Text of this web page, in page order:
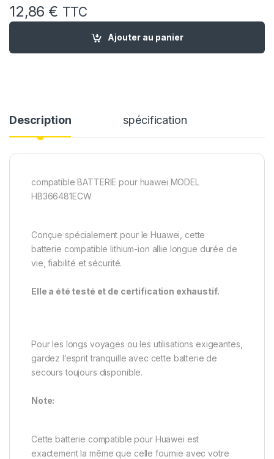
12,86 € TTC
quantité de Batterie remplacement pour Huawei Psmart - P
Ajouter au panier
Description spécification
compatible BATTERIE pour huawei MODEL
HB366481ECW
Conçue spécialement pour le Huawei, cette
batterie compatible lithium-ion allie longue durée de
vie, fiabilité et sécurité.
Elle a été testé et de certification exhaustif.
Pour les longs voyages ou les utilisations exigeantes,
gardez l’esprit tranquille avec cette batterie de
secours toujours disponible.
Note:
Cette batterie compatible pour Huawei est
exactement la même que celle fournie avec votre